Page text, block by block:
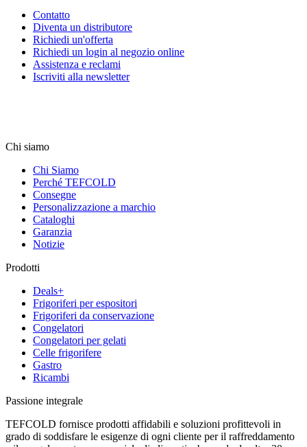
Contatto
Diventa un distributore
Richiedi un'offerta
Richiedi un login al negozio online
Assistenza e reclami
Iscriviti alla newsletter
Chi siamo
Chi Siamo
Perché TEFCOLD
Consegne
Personalizzazione a marchio
Cataloghi
Garanzia
Notizie
Prodotti
Deals+
Frigoriferi per espositori
Frigoriferi da conservazione
Congelatori
Congelatori per gelati
Celle frigorifere
Gastro
Ricambi
Passione integrale
TEFCOLD fornisce prodotti affidabili e soluzioni profittevoli in
grado di soddisfare le esigenze di ogni cliente per il raffreddamento